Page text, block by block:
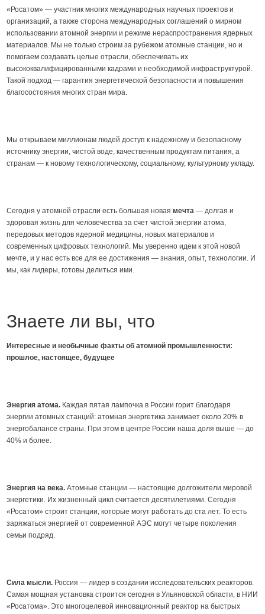
«Росатом» — участник многих международных научных проектов и
организаций, а также сторона международных соглашений о мирном
использовании атомной энергии и режиме нераспространения ядерных
материалов. Мы не только строим за рубежом атомные станции, но и
помогаем создавать целые отрасли, обеспечивать их
высококвалифицированными кадрами и необходимой инфраструктурой.
Такой подход — гарантия энергетической безопасности и повышения
благосостояния многих стран мира.
Мы открываем миллионам людей доступ к надежному и безопасному
источнику энергии, чистой воде, качественным продуктам питания, а
странам — к новому технологическому, социальному, культурному укладу.
Сегодня у атомной отрасли есть большая новаямечта — долгая и
здоровая жизнь для человечества за счет чистой энергии атома,
передовых методов ядерной медицины, новых материалов и
современных цифровых технологий. Мы уверенно идем к этой новой
мечте, и у нас есть все для ее достижения — знания, опыт, технологии. И
мы, как лидеры, готовы делиться ими.
Знаете ли вы, что
Интересные и необычные факты об атомной промышленности:
прошлое, настоящее, будущее
Энергия атома. Каждая пятая лампочка в России горит благодаря
энергии атомных станций: атомная энергетика занимает около 20% в
энергобалансе страны. При этом в центре России наша доля выше — до
40% и более.
Энергия на века. Атомные станции — настоящие долгожители мировой
энергетики. Их жизненный цикл считается десятилетиями. Сегодня
«Росатом» строит станции, которые могут работать до ста лет. То есть
заряжаться энергией от современной АЭС могут четыре поколения
семьи подряд.
Сила мысли. Россия — лидер в создании исследовательских реакторов.
Самая мощная установка строится сегодня в Ульяновской области, в НИИ
«Росатома». Это многоцелевой инновационный реактор на быстрых